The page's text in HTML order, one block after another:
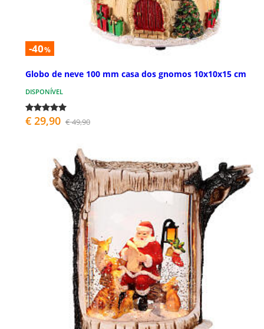
-40%
Globo de neve 100 mm casa dos gnomos 10x10x15 cm
DISPONÍVEL
€ 29,90 € 49,90